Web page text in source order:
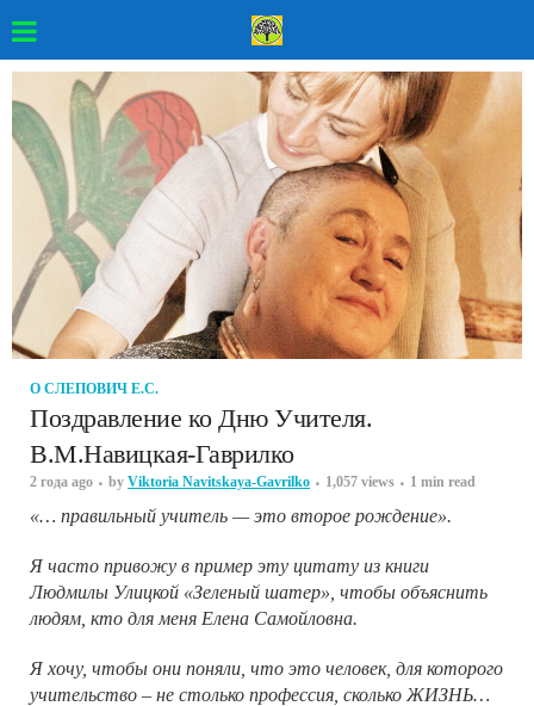
О СЛЕПОВИЧ Е.С.
Поздравление ко Дню Учителя.
В.М.Навицкая-Гаврилко
2 года ago by Viktoria Navitskaya-Gavrilko 1,057 views 1 min read
«… правильный учитель — это второе рождение».
Я часто привожу в пример эту цитату из книги
Людмилы Улицкой «Зеленый шатер», чтобы объяснить
людям, кто для меня Елена Самойловна.
Я хочу, чтобы они поняли, что это человек, для которого
учительство – не столько профессия, сколько ЖИЗНЬ…